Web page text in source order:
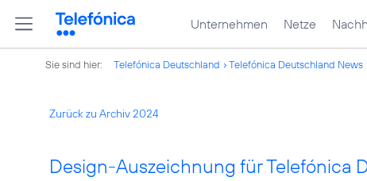
Unternehmen Netze
Sie sind hier: Telefónica Deutschland Telefónica Deutschland News
Zurück zu Archiv 2024
Design-Auszeichnung für Telefónica